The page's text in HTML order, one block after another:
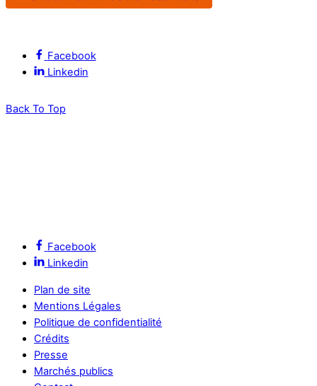
Facebook
Linkedin
Back To Top
Facebook
Linkedin
Plan de site
Mentions Légales
Politique de confidentialité
Crédits
Presse
Marchés publics